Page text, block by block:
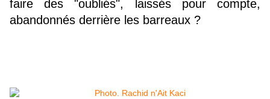
faire des "oubliés", laissés pour compte,
abandonnés derrière les barreaux ?